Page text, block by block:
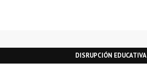
DISRUPCIÓN EDUCATIVA